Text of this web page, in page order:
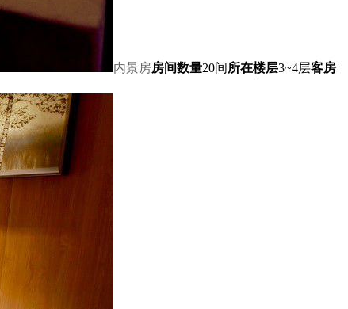
内景房房间数量20间所在楼层3~4层客房